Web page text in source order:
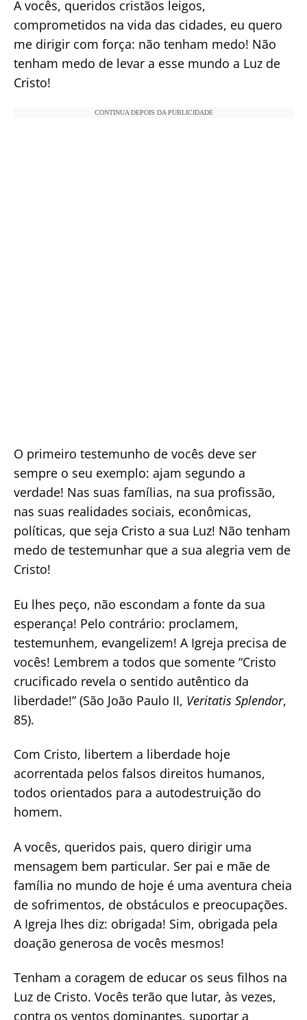
A vocês, queridos cristãos leigos,
comprometidos na vida das cidades, eu quero
me dirigir com força: não tenham medo! Não
tenham medo de levar a esse mundo a Luz de
Cristo!
CONTINUA DEPOIS DA PUBLICIDADE
O primeiro testemunho de vocês deve ser
sempre o seu exemplo: ajam segundo a
verdade! Nas suas famílias, na sua profissão,
nas suas realidades sociais, econômicas,
políticas, que seja Cristo a sua Luz! Não tenham
medo de testemunhar que a sua alegria vem de
Cristo!
Eu lhes peço, não escondam a fonte da sua
esperança! Pelo contrário: proclamem,
testemunhem, evangelizem! A Igreja precisa de
vocês! Lembrem a todos que somente “Cristo
crucificado revela o sentido autêntico da
liberdade!” (São João Paulo II, Veritatis Splendor,
85).
Com Cristo, libertem a liberdade hoje
acorrentada pelos falsos direitos humanos,
todos orientados para a autodestruição do
homem.
A vocês, queridos pais, quero dirigir uma
mensagem bem particular. Ser pai e mãe de
família no mundo de hoje é uma aventura cheia
de sofrimentos, de obstáculos e preocupações.
A Igreja lhes diz: obrigada! Sim, obrigada pela
doação generosa de vocês mesmos!
Tenham a coragem de educar os seus filhos na
Luz de Cristo. Vocês terão que lutar, às vezes,
contra os ventos dominantes, suportar a